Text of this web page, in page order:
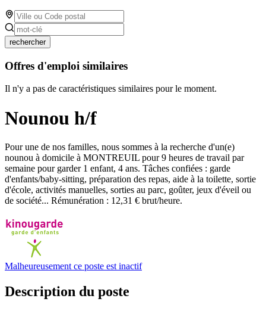
rechercher
Offres d'emploi similaires
Il n'y a pas de caractéristiques similaires pour le moment.
Nounou h/f
Pour une de nos familles, nous sommes à la recherche d'un(e)
nounou à domicile à MONTREUIL pour 9 heures de travail par
semaine pour garder 1 enfant, 4 ans. Tâches confiées : garde
d'enfants/baby-sitting, préparation des repas, aide à la toilette, sortie
d'école, activités manuelles, sorties au parc, goûter, jeux d'éveil ou
de société... Rémunération : 12,31 € brut/heure.
Malheureusement ce poste est inactif
Description du poste